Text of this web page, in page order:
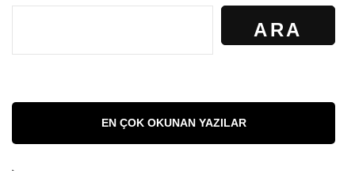
ARA
EN ÇOK OKUNAN YAZILAR